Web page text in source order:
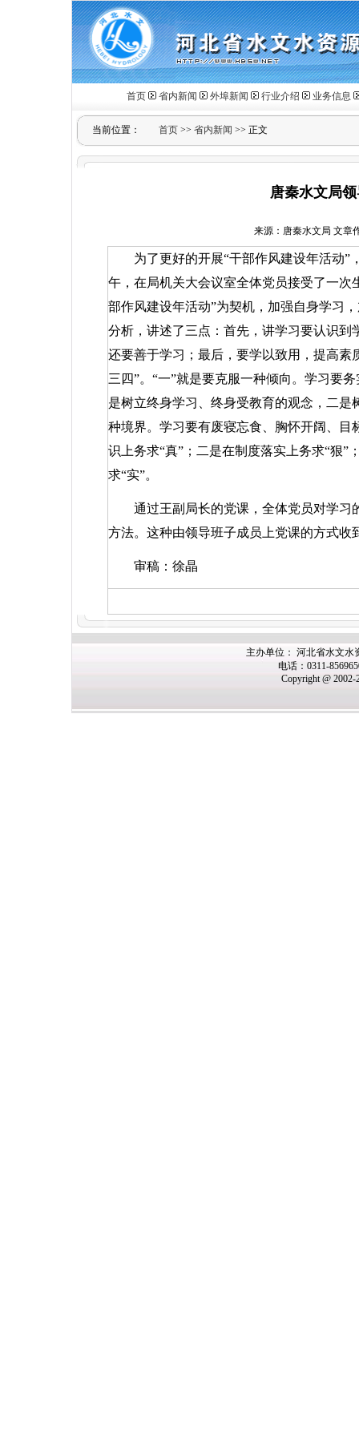
首页 省内新闻 外埠新闻 行业介绍 业务信息
当前位置： 首页 >> 省内新闻 >> 正文
唐秦水文局
来源：唐秦水文局 文章
为了更好的开展“干部作风建设年活动
午，在局机关大会议室全体党员接受了一
部作风建设年活动”为契机，加强自身学习
分析，讲述了三点：首先，讲学习要认识
还要善于学习；最后，要学以致用，提高素
三四”。“一”就是要克服一种倾向。学习要
是树立终身学习、终身受教育的观念，二是
种境界。学习要有废寝忘食、胸怀开阔、目
识上务求“真”；二是在制度落实上务求“狠”
求“实”。
通过王副局长的党课，全体党员对学
方法。这种由领导班子成员上党课的方式收
审稿：徐晶
主办单位： 河北省水文水
电话：0311-
Copyright @ 2002-